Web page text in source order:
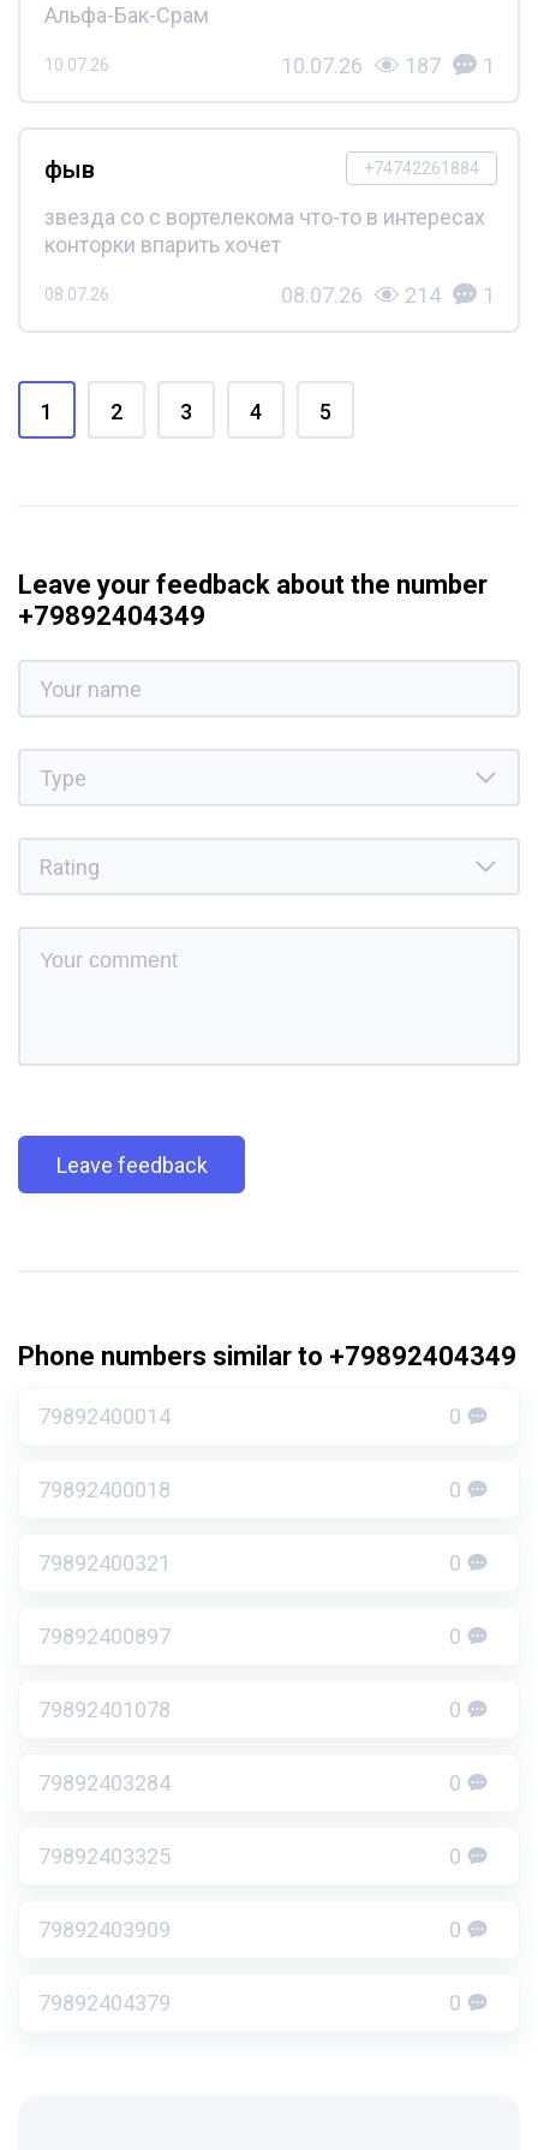
Альфа-Бак-Срам
10.07.26 10.07.26 187 1
+74742261884
фыв
звезда со с вортелекома что-то в интересах
конторки впарить хочет
08.07.26 08.07.26 214 1
1 2 3 4 5
Leave your feedback about the number
+79892404349
Leave feedback
Phone numbers similar to +79892404349
79892400014 0
79892400018 0
79892400321 0
79892400897 0
79892401078 0
79892403284 0
79892403325 0
79892403909 0
79892404379 0